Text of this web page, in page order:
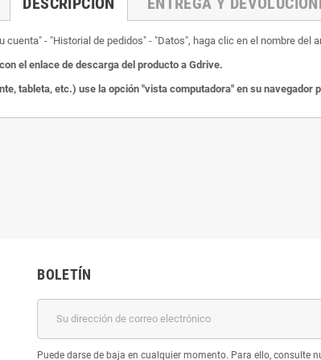
cuenta" - "Historial de pedidos" - "Datos", haga clic en el nombre del
el enlace de descarga del producto a Gdrive.
tableta, etc.) use la opción "vista computadora" en su
BOLETÍN
Puede darse de baja en cualquier momento. Para ello, consulte